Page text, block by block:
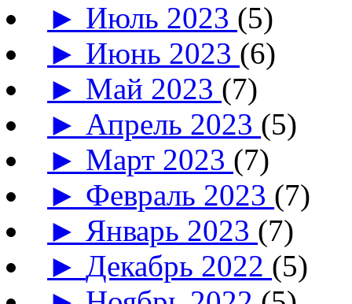
► Июль 2023 (5)
► Июнь 2023 (6)
► Май 2023 (7)
► Апрель 2023 (5)
► Март 2023 (7)
► Февраль 2023 (7)
► Январь 2023 (7)
►Декабрь 2022 (5)